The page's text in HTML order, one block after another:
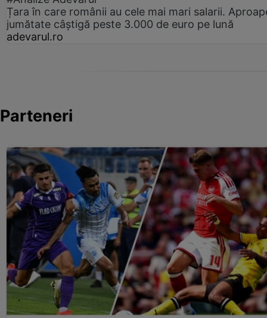
Țara în care românii au cele mai mari salarii.
jumătate câștigă peste 3.000 de euro pe lună
adevarul.ro
Parteneri